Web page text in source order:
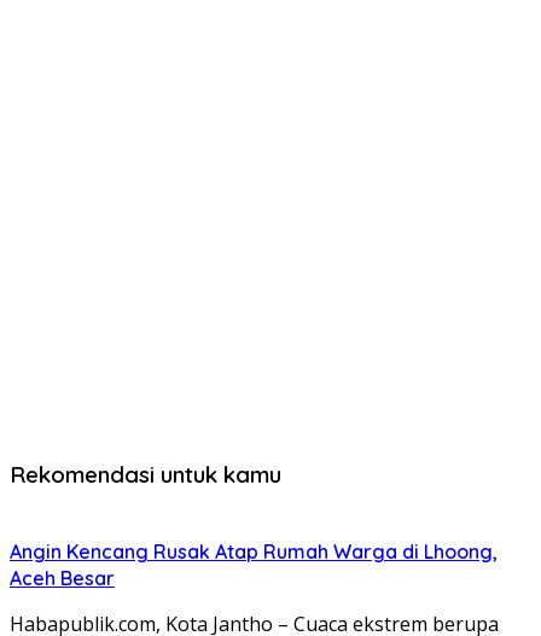
Rekomendasi untuk kamu
Angin Kencang Rusak Atap Rumah Warga di Lhoong,
Aceh Besar
Habapublik.com, Kota Jantho – Cuaca ekstrem berupa